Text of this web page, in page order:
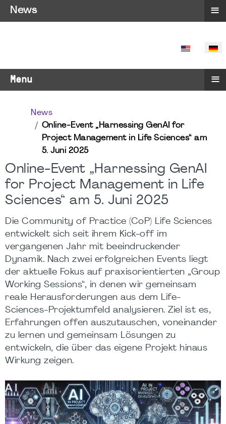
SPRACHE
Menu ≡
News
Online-Event „Harnessing GenAI for
Project Management in Life Sciences“ am
5. Juni 2025
Online-Event „Harnessing GenAI
for Project Management in Life
Sciences“ am 5. Juni 2025
Die Community of Practice (CoP) Life Sciences
entwickelt sich seit ihrem Kick-off im
vergangenen Jahr mit beeindruckender
Dynamik. Nach zwei erfolgreichen Events liegt
der aktuelle Fokus auf praxisorientierten „Group
Working Sessions“, in denen wir gemeinsam
reale Herausforderungen aus dem Life-
Sciences-Projektumfeld analysieren. Ziel ist es,
Erfahrungen offen auszutauschen, voneinander
zu lernen und gemeinsam Lösungen zu
entwickeln, die über das eigene Projekt hinaus
Wirkung zeigen.
News ≡